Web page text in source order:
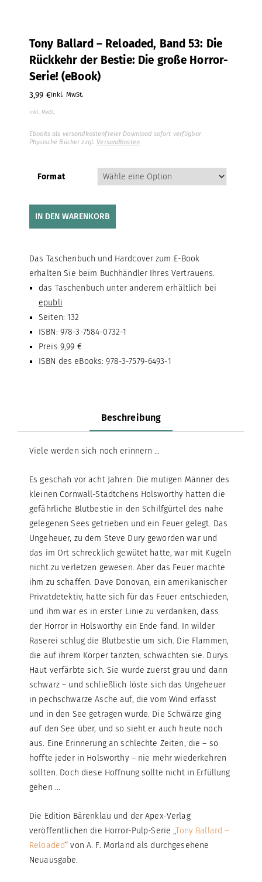
Tony Ballard – Reloaded, Band 53: Die
Rückkehr der Bestie: Die große Horror-
Serie! (eBook)
3,99 €inkl. MwSt.
inkl. MwSt.
Ebooks als versandkostenfreier Download sofort verfügbar
Physische Bücher zzgl. Versandkosten
Format
IN DEN WARENKORB
Das Taschenbuch und Hardcover zum E-Book
erhalten Sie beim Buchhändler Ihres Vertrauens.
das Taschenbuch unter anderem erhältlich bei
epubli
Seiten: 132
ISBN: 978-3-7584-0732-1
Preis 9,99 €
ISBN des eBooks: 978-3-7579-6493-1
Beschreibung
Viele werden sich noch erinnern …
Es geschah vor acht Jahren: Die mutigen Männer des
kleinen Cornwall-Städtchens Holsworthy hatten die
gefährliche Blutbestie in den Schilfgürtel des nahe
gelegenen Sees getrieben und ein Feuer gelegt. Das
Ungeheuer, zu dem Steve Dury geworden war und
das im Ort schrecklich gewütet hatte, war mit Kugeln
nicht zu verletzen gewesen. Aber das Feuer machte
ihm zu schaffen. Dave Donovan, ein amerikanischer
Privatdetektiv, hatte sich für das Feuer entschieden,
und ihm war es in erster Linie zu verdanken, dass
der Horror in Holsworthy ein Ende fand. In wilder
Raserei schlug die Blutbestie um sich. Die Flammen,
die auf ihrem Körper tanzten, schwächten sie. Durys
Haut verfärbte sich. Sie wurde zuerst grau und dann
schwarz – und schließlich löste sich das Ungeheuer
in pechschwarze Asche auf, die vom Wind erfasst
und in den See getragen wurde. Die Schwärze ging
auf den See über, und so sieht er auch heute noch
aus. Eine Erinnerung an schlechte Zeiten, die – so
hoffte jeder in Holsworthy – nie mehr wiederkehren
sollten. Doch diese Hoffnung sollte nicht in Erfüllung
gehen …
Die Edition Bärenklau und der Apex-Verlag
veröffentlichen die Horror-Pulp-Serie „Tony Ballard –
Reloaded“ von A. F. Morland als durchgesehene
Neuausgabe.